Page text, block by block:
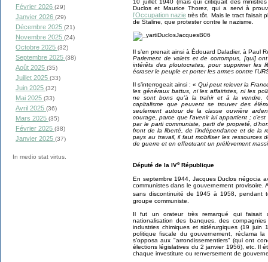
Février 2026 (29)
Janvier 2026 (29)
Décembre 2025 (21)
Novembre 2025 (24)
Octobre 2025 (32)
Septembre 2025 (38)
Août 2025 (35)
Juillet 2025 (33)
Juin 2025 (32)
Mai 2025 (33)
Avril 2025 (36)
Mars 2025 (35)
Février 2025 (38)
Janvier 2025 (37)
In medio stat virtus.
10 juillet 1940 (mais qui critiquait des
Duclos et Maurice Thorez, qui a servi à
l’Occupation nazie très tôt. Mais le tract faisait
de Staline, que protester contre le nazisme.
Il s’en prenait ainsi à Édouard Daladier, à Paul
Parlement de valets et de corrompus, [qui]
intérêts des ploutocrates, pour supprimer les
écraser le peuple et porter les armes contre
Il s’interrogeait ainsi : « Qui peut relever la
les généraux battus, ni les affairistes, ni les
ne sont bons qu’à la trahir et à la vendre.
capitalisme que peuvent se trouver des
seulement autour de la classe ouvrière
courage, parce que l’avenir lui appartient ;
par le parti communiste, parti de propreté,
front de la liberté, de l’indépendance et de la
pays au travail, il faut mobiliser les ressources
de guerre et en effectuant un prélèvement
Député de la IVeRépublique
En septembre 1944, Jacques Duclos négocia
communistes dans le gouvernement
sans discontinuité de 1945 à 1958, pendant
groupe communiste.
Il fut un orateur très remarqué qui faisait
nationalisation des banques, des
industries chimiques et sidérurgiques (19 juin
politique fiscale du gouvernement, réclama
s’opposa aux "arrondissementiers" (qui ont
élections législatives du 2 janvier 1956), etc. Il
chaque investiture ou renversement de